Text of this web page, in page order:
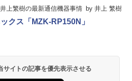
新品SSD256GB 東芝 NEC有名メー
Office搭載 最新MicrosoftOffice2
の天然水 バナジウム含有 水 ミネラル
ター ペットボトル 静岡県産 500ミリリ
(Smart Basic)
)
井上繁樹の最新通信機器事情 by 井上 繁樹
クス「MZK-RP150N」
イトの記事を優先表示させる